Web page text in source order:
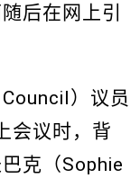
后在网上引
）议员
会议时，背
克（Sophie